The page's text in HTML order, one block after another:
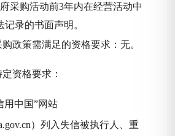
采购活动前3年内在经营活动中
录的书面声明。
政策需满足的资格要求：无。
资格要求：
用中国”网站
）列入失信被执行人、重